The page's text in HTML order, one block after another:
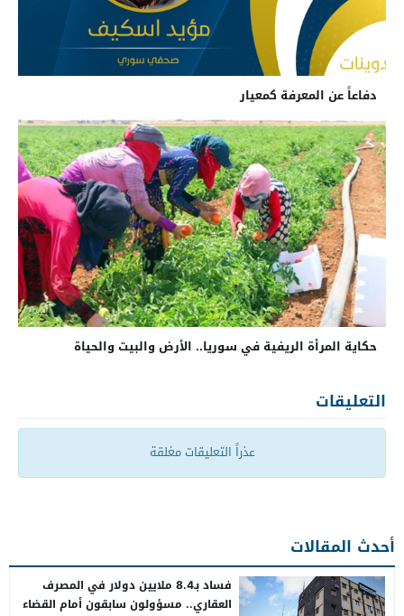
دفاعاً عن المعرفة كمعيار
حكاية المرأة الريفية في سوريا.. الأرض والبيت والحياة
التعليقات
عذراً التعليقات مغلقة
أحدث المقالات
فساد بـ8.4 ملايين دولار في المصرف
العقاري.. مسؤولون سابقون أمام القضاء